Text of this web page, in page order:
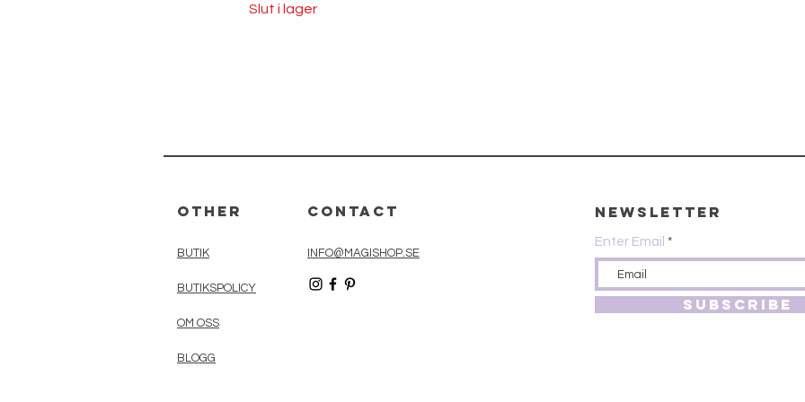
Slut i lager
Other Contact
BUTIK
BUTIKSPOLICY
OM OSS
BLOGG
INFO@MAGISHOP.SE
Newsletter
Enter Email
SUBSCRIBE